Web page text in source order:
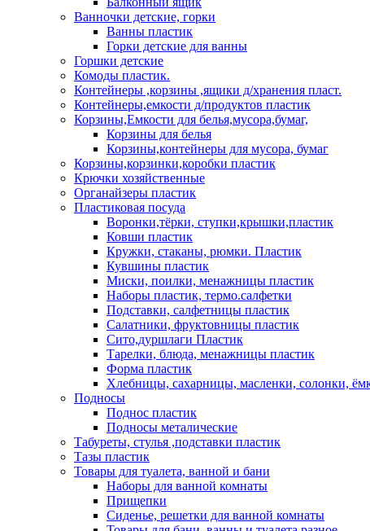
Ванночки детские, горки
Ванны пластик
Горки детские для ванны
Горшки детские
Комоды пластик.
Контейнеры ,корзины ,ящики д/хранения пласт.
Контейнеры,емкости д/продуктов пластик
Корзины,Емкости для белья,мусора,бумаг,
Корзины для белья
Корзины,контейнеры для мусора, бумаг
Корзины,корзинки,коробки пластик
Крючки хозяйственные
Органайзеры пластик
Пластиковая посуда
Воронки,тёрки, ступки,крышки,пластик
Ковши пластик
Кружки, стаканы, рюмки. Пластик
Кувшины пластик
Миски, поилки, менажницы пластик
Наборы пластик, термо.салфетки
Подставки, салфетницы пластик
Салатники, фруктовницы пластик
Сито,дуршлаги Пластик
Тарелки, блюда, менажницы пластик
Форма пластик
Хлебницы, сахарницы, масленки, солонки,
Подносы
Поднос пластик
Подносы металические
Табуреты, стулья ,подставки пластик
Тазы пластик
Товары для туалета, ванной и бани
Наборы для ванной комнаты
Прищепки
Сиденье, решетки для ванной комнаты